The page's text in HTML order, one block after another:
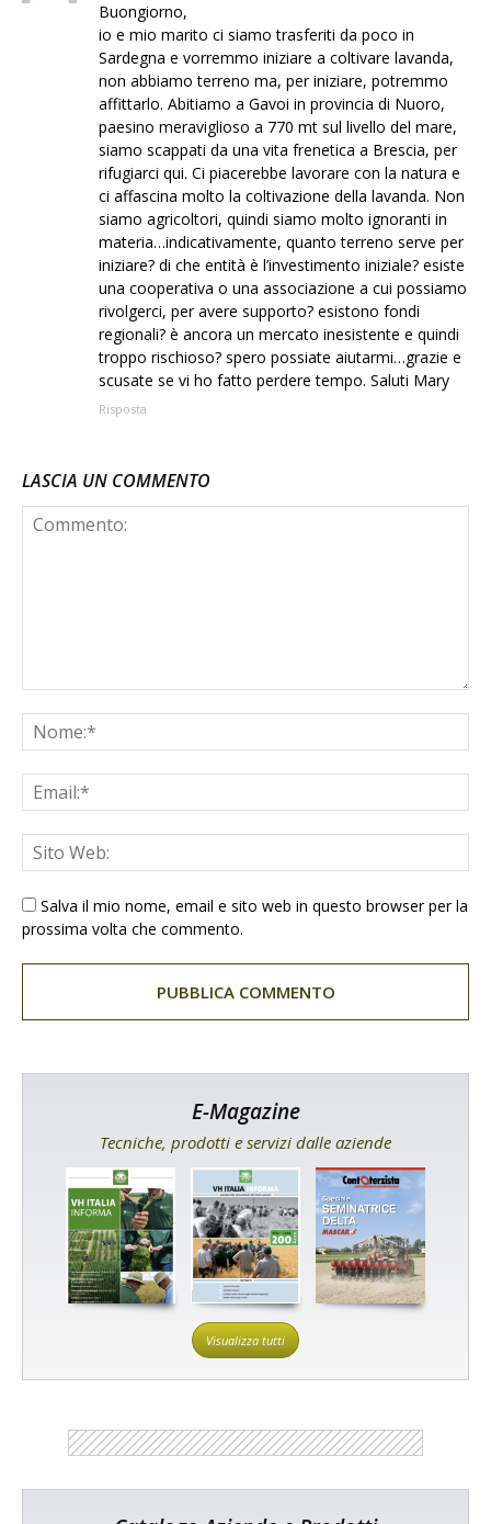
Buongiorno,
io e mio marito ci siamo trasferiti da poco in
Sardegna e vorremmo iniziare a coltivare lavanda,
non abbiamo terreno ma, per iniziare, potremmo
affittarlo. Abitiamo a Gavoi in provincia di Nuoro,
paesino meraviglioso a 770 mt sul livello del mare,
siamo scappati da una vita frenetica a Brescia, per
rifugiarci qui. Ci piacerebbe lavorare con la natura e
ci affascina molto la coltivazione della lavanda. Non
siamo agricoltori, quindi siamo molto ignoranti in
materia…indicativamente, quanto terreno serve per
iniziare? di che entità è l’investimento iniziale? esiste
una cooperativa o una associazione a cui possiamo
rivolgerci, per avere supporto? esistono fondi
regionali? è ancora un mercato inesistente e quindi
troppo rischioso? spero possiate aiutarmi…grazie e
scusate se vi ho fatto perdere tempo. Saluti Mary
Risposta
LASCIA UN COMMENTO
Salva il mio nome, email e sito web in questo browser per la
prossima volta che commento.
E-Magazine
Tecniche, prodotti e servizi dalle aziende
Visualizza tutti